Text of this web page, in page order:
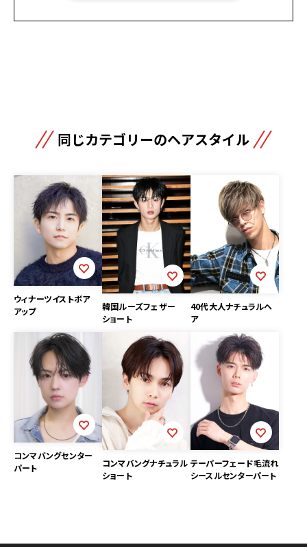
同じカテゴリーのヘアスタイル
ウィナーツイストボア
アップ
韓国ルーズフェザー
ショート
40代大人ナチュラルヘ
ア
コンマバングセンター
パート
コンマバングナチュラル
ショート
テーパーフェード毛流れ
シースルセンターパート